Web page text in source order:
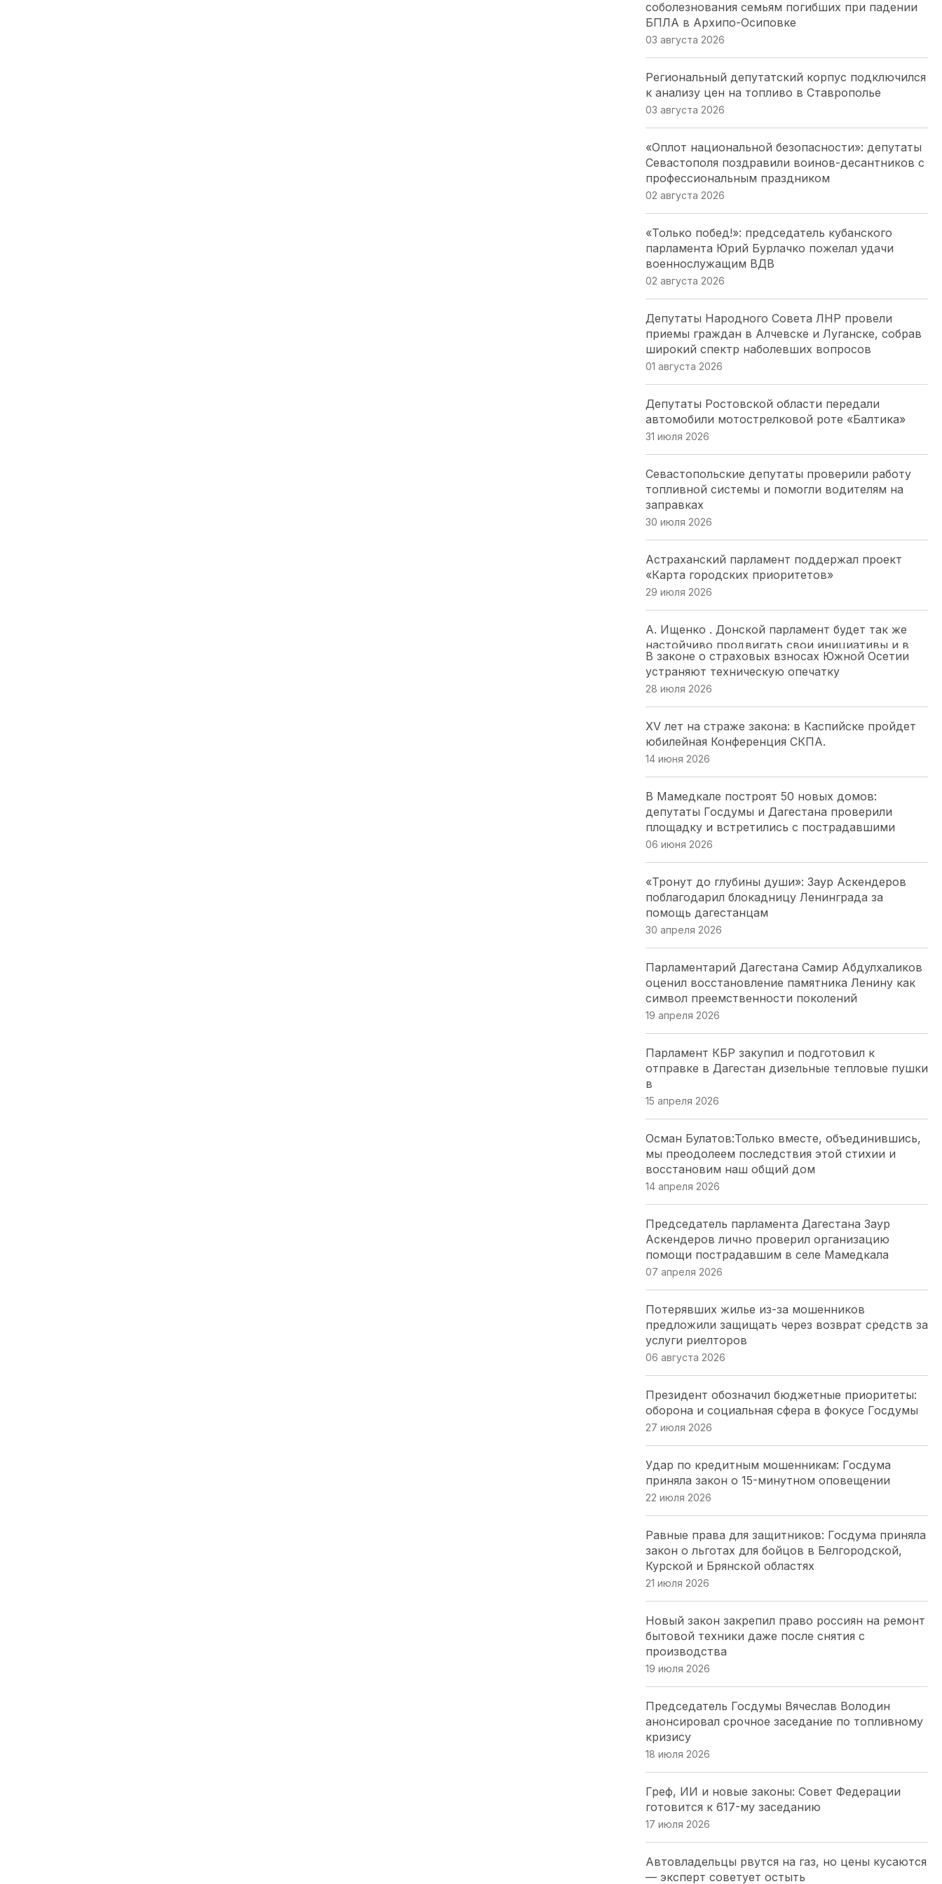
соболезнования семьям погибших при падении
БПЛА в Архипо-Осиповке
03 августа 2026
Региональный депутатский корпус подключился
к анализу цен на топливо в Ставрополье
03 августа 2026
«Оплот национальной безопасности»: депутаты
Севастополя поздравили воинов-десантников с
профессиональным праздником
02 августа 2026
«Только побед!»: председатель кубанского
парламента Юрий Бурлачко пожелал удачи
военнослужащим ВДВ
02 августа 2026
Депутаты Народного Совета ЛНР провели
приемы граждан в Алчевске и Луганске, собрав
широкий спектр наболевших вопросов
01 августа 2026
Депутаты Ростовской области передали
автомобили мотострелковой роте «Балтика»
31 июля 2026
Севастопольские депутаты проверили работу
топливной системы и помогли водителям на
заправках
30 июля 2026
Астраханский парламент поддержал проект
«Карта городских приоритетов»
29 июля 2026
А. Ищенко . Донской парламент будет так же
настойчиво продвигать свои инициативы и в
следующем созыве ГД РФ
28 июля 2026
200 курсантов ДГТУ приняли присягу в Майкопе
28 июля 2026
Херсоны. Томилина обратилась к морякам-
черноморцам в День ВМФ
26 июля 2026
оценили масштабный проект «Щит Отечества»,
охватывающий 9 тысяч школьников
25 июля 2026
привлечении бизнеса
24 июля 2026
24 июля 2026
Профильный комитет донского парламента
23 июля 2026
Волгоградская Дума упростила получение земли
Народные избранники Севастополя оценили
вклад «Боевого Братства» в патриотическое
Парламентарии Кубани выбрали 20
общественников для работы в новом составе
Парламентарии Кубани перераспределяют
16 июля 2026
16 июля 2026
ЗСК принял закон об УСН для IT: Юрий Бурлачко
Краевые депутаты просят Правительство
сохранить детский отдых на Кубани
Губернаторская инициатива принята: кубанские
наставники спортсменов получат зарплату без
НДФЛ
Кубанский парламент одобрил льготы для
инвесторов: 3 млрд рублей и гостиница не ниже
В законе о страховых взносах Южной Осетии
устраняют техническую опечатку
28 июля 2026
XV лет на страже закона: в Каспийске пройдет
юбилейная Конференция СКПА.
14 июня 2026
В Мамедкале построят 50 новых домов:
депутаты Госдумы и Дагестана проверили
площадку и встретились с пострадавшими
06 июня 2026
«Тронут до глубины души»: Заур Аскендеров
поблагодарил блокадницу Ленинграда за
помощь дагестанцам
30 апреля 2026
Парламентарий Дагестана Самир Абдулхаликов
оценил восстановление памятника Ленину как
символ преемственности поколений
19 апреля 2026
Парламент КБР закупил и подготовил к
отправке в Дагестан дизельные тепловые пушки
в
15 апреля 2026
Осман Булатов:Только вместе, объединившись,
мы преодолеем последствия этой стихии и
восстановим наш общий дом
14 апреля 2026
Председатель парламента Дагестана Заур
Аскендеров лично проверил организацию
помощи пострадавшим в селе Мамедкала
07 апреля 2026
Потерявших жилье из-за мошенников
предложили защищать через возврат средств за
услуги риелторов
06 августа 2026
Президент обозначил бюджетные приоритеты:
оборона и социальная сфера в фокусе Госдумы
27 июля 2026
Удар по кредитным мошенникам: Госдума
приняла закон о 15-минутном оповещении
22 июля 2026
Равные права для защитников: Госдума приняла
закон о льготах для бойцов в Белгородской,
Курской и Брянской областях
21 июля 2026
Новый закон закрепил право россиян на ремонт
бытовой техники даже после снятия с
производства
19 июля 2026
Председатель Госдумы Вячеслав Володин
анонсировал срочное заседание по топливному
кризису
18 июля 2026
Греф, ИИ и новые законы: Совет Федерации
готовится к 617-му заседанию
17 июля 2026
Автовладельцы рвутся на газ, но цены кусаются
— эксперт советует остыть